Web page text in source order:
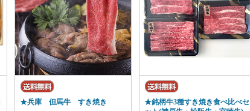
★兵庫 但馬牛 すき焼き
★銘柄牛3種すき焼き食べ比べセ